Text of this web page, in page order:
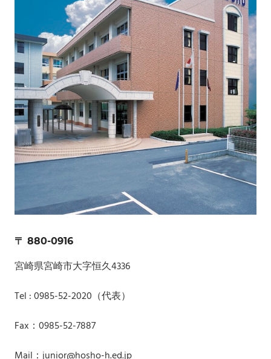
〒 880-0916
宮崎県宮崎市大字恒久4336
Tel : 0985-52-2020（代表）
Fax：0985-52-7887